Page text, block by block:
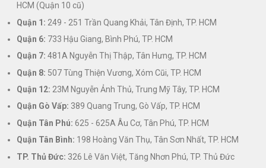
HCM (Quận 10 cũ)
Quận 1: 249 - 251 Trần Quang Khải, Tân Định, TP. HCM
Quận 6: 733 Hậu Giang, Bình Phú, TP. HCM
Quận 7: 481A Nguyễn Thị Thập, Tân Hưng, TP. HCM
Quận 8: 507 Tùng Thiện Vương, Xóm Cũi, TP. HCM
Quận 12: 23M Nguyễn Ảnh Thủ, Trung Mỹ Tây, TP. HCM
Quận Gò Vấp: 389 Quang Trung, Gò Vấp, TP. HCM
Quận Tân Phú: 625 - 625A Âu Cơ, Tân Phú, TP. HCM
Quận Tân Bình: 198 Hoàng Văn Thụ, Tân Sơn Nhất, TP. HCM
TP. Thủ Đức: 326 Lê Văn Việt, Tăng Nhơn Phú, TP. Thủ Đức